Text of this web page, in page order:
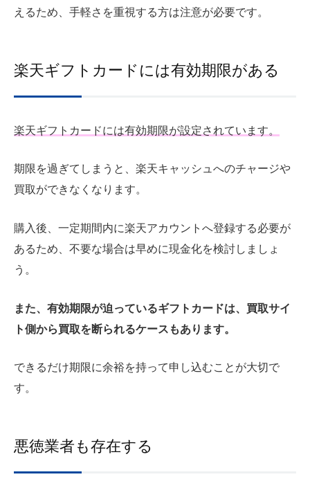
えるため、手軽さを重視する方は注意が必要です。
楽天ギフトカードには有効期限がある
楽天ギフトカードには有効期限が設定されています。
期限を過ぎてしまうと、楽天キャッシュへのチャージや
買取ができなくなります。
購入後、一定期間内に楽天アカウントへ登録する必要が
あるため、不要な場合は早めに現金化を検討しましょ
う。
また、有効期限が迫っているギフトカードは、買取サイ
ト側から買取を断られるケースもあります。
できるだけ期限に余裕を持って申し込むことが大切で
す。
悪徳業者も存在する